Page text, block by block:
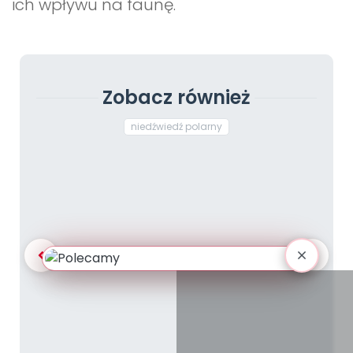
ich wpływu na faunę.
Zobacz również
niedźwiedź polarny